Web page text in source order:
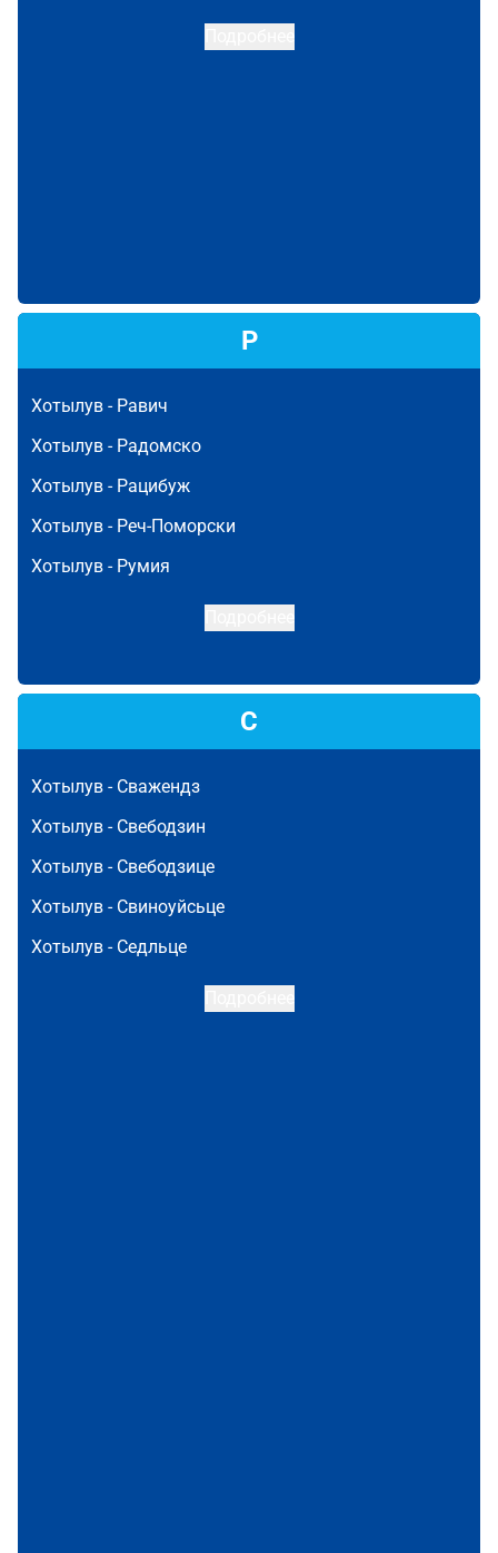
Р
Хотылув - Равич
Хотылув - Радомско
Хотылув - Рацибуж
Хотылув - Реч-Поморски
Хотылув - Румия
С
Хотылув - Сважендз
Хотылув - Свебодзин
Хотылув - Свебодзице
Хотылув - Свиноуйсьце
Хотылув - Седльце